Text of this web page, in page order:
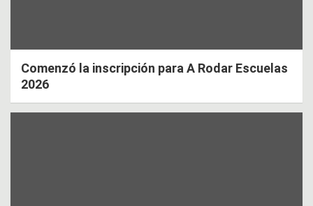
Comenzó la inscripción para A Rodar Escuelas
2026